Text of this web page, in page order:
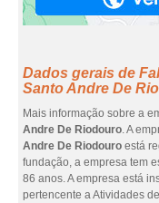
Dados gerais de
Santo Andre De
Mais informação sobre a
Andre De Riodouro. A
Andre De Riodouro está
fundação, a empresa tem
86 anos. A empresa está
pertencente a Atividades